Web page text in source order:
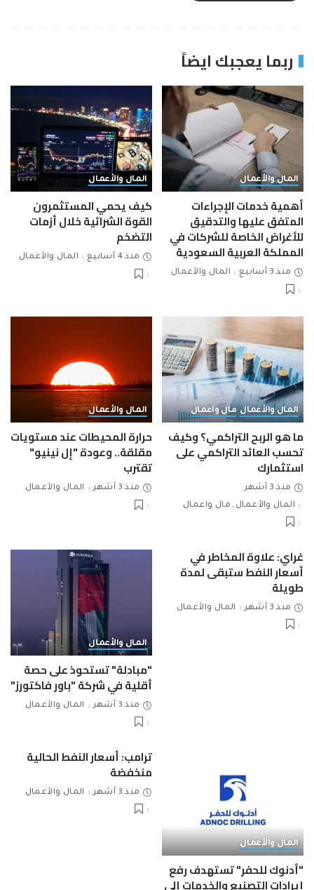
ربما يعجبك ايضاً
المال والأعمال
أهمية خدمات الإجراءات
المتفق عليها والتدقيق
للأغراض الخاصة للشركات في
المملكة العربية السعودية
منذ 3 أسابيع المال والأعمال
المال والأعمال
كيف يحمي المستثمرون
القوة الشرائية خلال أزمات
التضخم
منذ 4 أسابيع المال والأعمال
المال والأعمال مال واعمال
ما هو الربح التراكمي؟ وكيف
تحسب العائد التراكمي على
استثمارك
منذ 3 أشهر
المال والأعمال
مال واعمال
المال والأعمال
حرارة المحيطات عند مستويات
مقلقة.. وعودة "إل نينيو"
تقترب
منذ 3 أشهر المال والأعمال
غراي: علاوة المخاطر في
أسعار النفط ستبقى لمدة
طويلة
منذ 3 أشهر المال والأعمال
المال والأعمال
"مبادلة" تستحوذ على حصة
أقلية في شركة "باور فاكتورز"
منذ 3 أشهر المال والأعمال
المال والأعمال
"أدنوك للحفر" تستهدف رفع
إيرادات التصنيع والخدمات إلى
ترامب: أسعار النفط الحالية
منخفضة
منذ 3 أشهر المال والأعمال